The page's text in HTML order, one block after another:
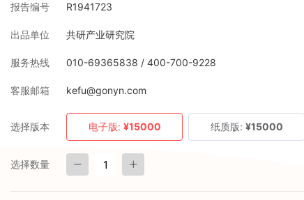
报告编号 R1941723
出品单位 共研产业研究院
服务热线 010-69365838 / 400-700-9228
客服邮箱 kefu@gonyn.com
选择版本 电子版: ¥15000 纸质版: ¥15000
选择数量